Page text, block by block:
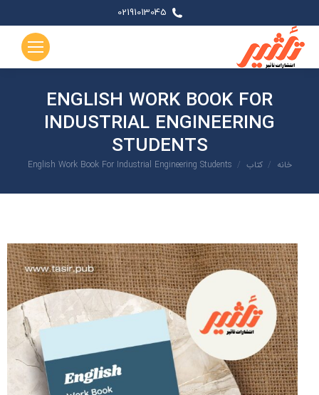
02191013045
ENGLISH WORK BOOK FOR
INDUSTRIAL ENGINEERING
STUDENTS
شما اینجا هستید:
خانه کتاب English Work Book For Industrial Engineering Students